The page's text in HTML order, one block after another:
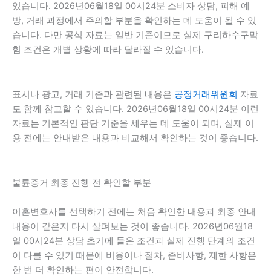
있습니다. 2026년06월18일 00시24분 소비자 상담, 피해 예
방, 거래 과정에서 주의할 부분을 확인하는 데 도움이 될 수 있
습니다. 다만 공식 자료는 일반 기준이므로 실제 구리하수구막
힘 조건은 개별 상황에 따라 달라질 수 있습니다.
표시나 광고, 거래 기준과 관련된 내용은 공정거래위원회 자료
도 함께 참고할 수 있습니다. 2026년06월18일 00시24분 이런
자료는 기본적인 판단 기준을 세우는 데 도움이 되며, 실제 이
용 전에는 안내받은 내용과 비교해서 확인하는 것이 좋습니다.
불륜증거 최종 진행 전 확인할 부분
이혼변호사를 선택하기 전에는 처음 확인한 내용과 최종 안내
내용이 같은지 다시 살펴보는 것이 좋습니다. 2026년06월18
일 00시24분 상담 초기에 들은 조건과 실제 진행 단계의 조건
이 다를 수 있기 때문에 비용이나 절차, 준비사항, 제한 사항은
한 번 더 확인하는 편이 안전합니다.